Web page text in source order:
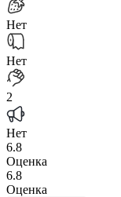
Нет
Нет
2
Нет
6.8
Оценка
6.8
Оценка